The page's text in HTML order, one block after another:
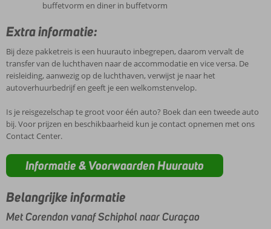
buffetvorm en diner in buffetvorm
Extra informatie:
Bij deze pakketreis is een huurauto inbegrepen, daarom vervalt de
transfer van de luchthaven naar de accommodatie en vice versa. De
reisleiding, aanwezig op de luchthaven, verwijst je naar het
autoverhuurbedrijf en geeft je een welkomstenvelop.
Is je reisgezelschap te groot voor één auto? Boek dan een tweede auto
bij. Voor prijzen en beschikbaarheid kun je contact opnemen met ons
Contact Center.
Informatie & Voorwaarden Huurauto
Belangrijke informatie
Met Corendon vanaf Schiphol naar Curaçao